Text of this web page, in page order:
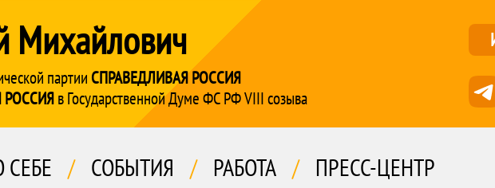
партии СПРАВЕДЛИВАЯ РОССИЯ
РОССИЯв Государственной Думе ФС РФ VIII созыва
СЕБЕ / СОБЫТИЯ / РАБОТА / ПРЕСС-ЦЕНТР